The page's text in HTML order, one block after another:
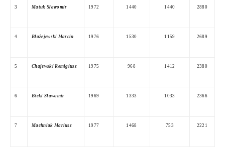
3 Matuk Sławomir 1972 1440 1440 2880
4 Błażejewski Marcin 1976 1530 1159 2689
5 Chajewski Remigiusz 1975 968 1412 2380
6 Bicki Sławomir 1969 1333 1033 2366
7 Machniak Mariusz 1977 1468 753 2221